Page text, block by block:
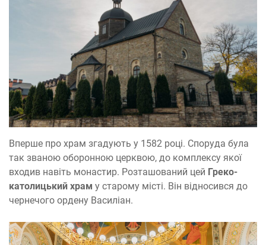
Вперше про храм згадують у 1582 році. Споруда була
так званою оборонною церквою, до комплексу якої
входив навіть монастир. Розташований цей Греко-
католицький храм у старому місті. Він відносився до
чернечого ордену Василіан.